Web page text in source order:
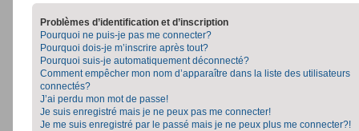
Problèmes d’identification et d’inscription
Pourquoi ne puis-je pas me connecter?
Pourquoi dois-je m’inscrire après tout?
Pourquoi suis-je automatiquement déconnecté?
Comment empêcher mon nom d’apparaître dans la liste des utilisateurs
connectés?
J’ai perdu mon mot de passe!
Je suis enregistré mais je ne peux pas me connecter!
Je me suis enregistré par le passé mais je ne peux plus me connecter?!